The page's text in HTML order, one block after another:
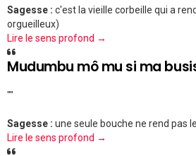
Sagesse : c'est la vieille corbeille qui a
orgueilleux)
Lire le sens profond →
Mudumbu mô mu si ma
""
Sagesse : une seule bouche ne rend pas
Lire le sens profond →